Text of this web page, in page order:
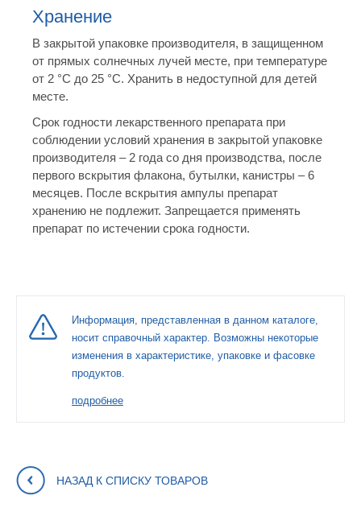
Хранение
В закрытой упаковке производителя, в защищенном
от прямых солнечных лучей месте, при температуре
от 2 °С до 25 °С. Хранить в недоступной для детей
месте.
Срок годности лекарственного препарата при
соблюдении условий хранения в закрытой упаковке
производителя – 2 года со дня производства, после
первого вскрытия флакона, бутылки, канистры – 6
месяцев. После вскрытия ампулы препарат
хранению не подлежит. Запрещается применять
препарат по истечении срока годности.
Информация, представленная в данном каталоге,
носит справочный характер. Возможны некоторые
изменения в характеристике, упаковке и фасовке
продуктов.
подробнее
НАЗАД К СПИСКУ ТОВАРОВ